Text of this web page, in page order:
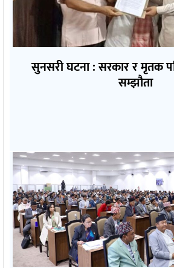
सुनसरी घटना : सरकार र मृतक
सम्झौता